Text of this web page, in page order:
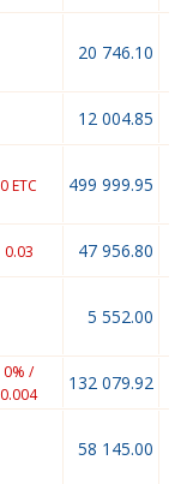
20 746.10
12 004.85
0 ETC 499 999.95
0.03
47 956.80
5 552.00
0% /
0.004
132 079.92
58 145.00